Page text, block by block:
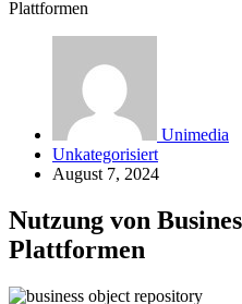
Plattformen
Unimedia
Unkategorisiert
August 7, 2024
Nutzung von
Plattformen